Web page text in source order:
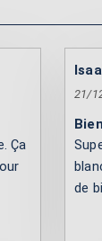
Ça
21/
de